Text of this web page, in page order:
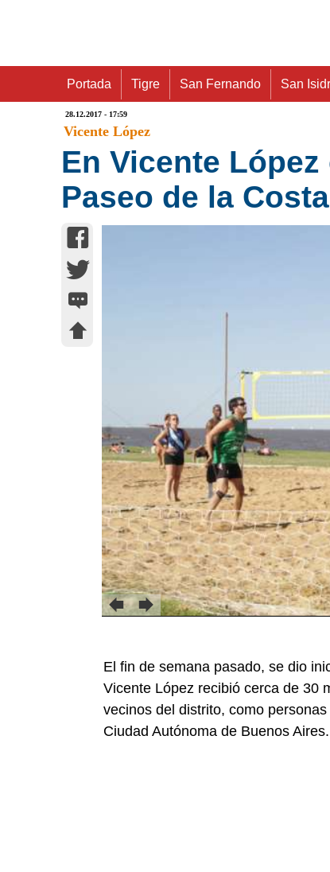
Portada Tigre San Fernando San
28.12.2017 - 17:59
Vicente López
En Vicente
Paseo de la
El fin de semana pasado, se dio
Vicente López recibió cerca de 30
vecinos del distrito, como
Ciudad Autónoma de Buenos Aires.